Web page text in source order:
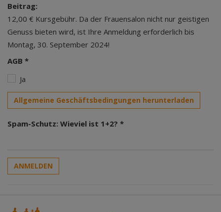
Beitrag:
12,00 € Kursgebühr. Da der Frauensalon nicht nur geistigen
Genuss bieten wird, ist Ihre Anmeldung erforderlich bis
Montag, 30. September 2024!
AGB *
Ja
Allgemeine Geschäftsbedingungen herunterladen
Spam-Schutz: Wieviel ist 1+2? *
ANMELDEN